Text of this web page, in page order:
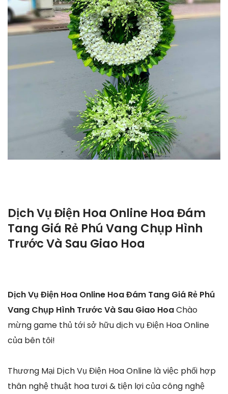
Dịch Vụ Điện Hoa Online Hoa Đám
Tang Giá Rẻ Phú Vang Chụp Hình
Trước Và Sau Giao Hoa
Dịch Vụ Điện Hoa Online Hoa Đám Tang Giá Rẻ Phú
Vang Chụp Hình Trước Và Sau Giao HoaChào
mừng game thủ tới sở hữu dịch vụ Điện Hoa Online
của bên tôi!
Thương Mại Dịch Vụ Điện Hoa Online là việc phối hợp
thân nghệ thuật hoa tươi & tiện lợi của công nghệ